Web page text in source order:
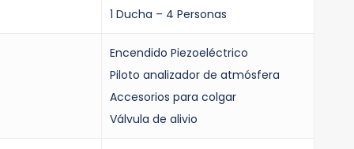
1 Ducha – 4 Personas
Encendido Piezoeléctrico
Piloto analizador de atmósfera
Accesorios para colgar
Válvula de alivio